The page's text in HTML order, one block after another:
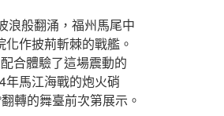
浪般翻涌，福州馬尾中
作披荊斬棘的戰艦。
合體驗了這場震動的
馬江海戰的炮火硝
轉的舞臺前次第展示。